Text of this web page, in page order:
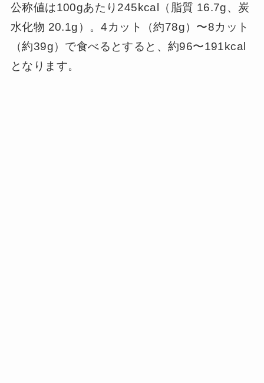
公称値は100gあたり245kcal（脂質 16.7g、炭
水化物 20.1g）。4カット（約78g）〜8カット
（約39g）で食べるとすると、約96〜191kcal
となります。